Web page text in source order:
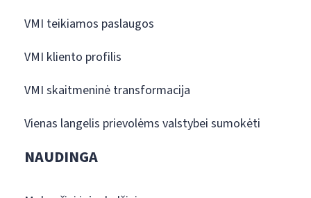
VMI teikiamos paslaugos
VMI kliento profilis
VMI skaitmeninė transformacija
Vienas langelis prievolėms valstybei sumokėti
NAUDINGA